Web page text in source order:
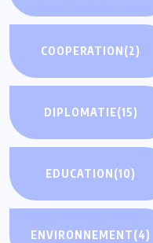
COOPERATION(2)
DIPLOMATIE(15)
EDUCATION(10)
ENVIRONNEMENT(4)